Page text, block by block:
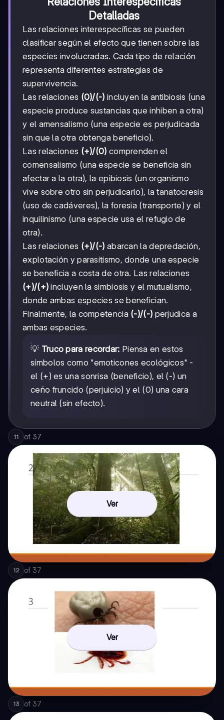
Detalladas
Las relaciones interespecíficas se pueden
clasificar según el efecto que tienen sobre las
especies involucradas. Cada tipo de relación
representa diferentes estrategias de
supervivencia.
Las relaciones (0)/(-) incluyen la antibiosis (una
especie produce sustancias que inhiben a otra)
y el amensalismo (una especie es perjudicada
sin que la otra obtenga beneficio).
Las relaciones (+)/(0) comprenden el
comensalismo (una especie se beneficia sin
afectar a la otra), la epibiosis (un organismo
vive sobre otro sin perjudicarlo), la tanatocresis
(uso de cadáveres), la foresia (transporte) y el
inquilinismo (una especie usa el refugio de
otra).
Las relaciones (+)/(-) abarcan la depredación,
explotación y parasitismo, donde una especie
se beneficia a costa de otra. Las relaciones
(+)/(+) incluyen la simbiosis y el mutualismo,
donde ambas especies se benefician.
Finalmente, la competencia (-)/(-) perjudica a
ambas especies.
💡 Truco para recordar: Piensa en estos
símbolos como "emoticones ecológicos" -
el (+) es una sonrisa (beneficio), el (-) un
ceño fruncido (perjuicio) y el (0) una cara
neutral (sin efecto).
11 of 37
Ver
12 of 37
Ver
13 of 37